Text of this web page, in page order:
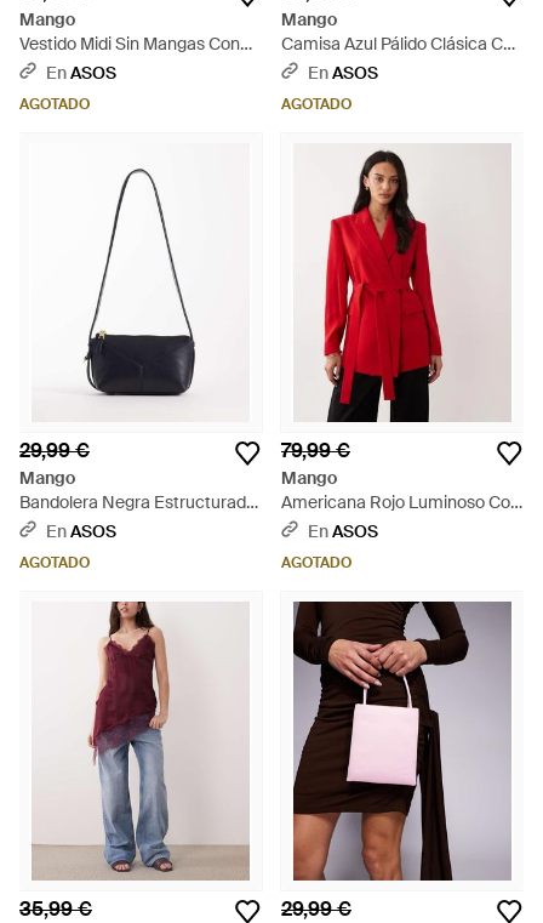
Mango
Vestido Midi Sin Mangas Con
Cuello Alto Y Cinturón De -
EnASOS
AGOTADO
Mango
Camisa Azul Pálido Clásica Con
Bordados De Mezcla De
EnASOS
AGOTADO
29,99 €
Mango
Bandolera Negra Estructurada
De - Blanco
EnASOS
AGOTADO
79,99 €
Mango
Americana Rojo Luminoso Con
Lazada En La Cintura Iguana
Rojo
EnASOS
AGOTADO
35,99 € 29,99 €